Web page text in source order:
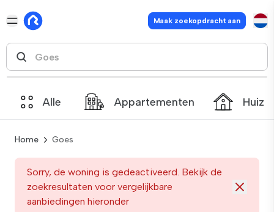
Maak zoekopdracht aan
Alle Appartementen
Home Goes
Sorry, de woning is gedeactiveerd. Bekijk de
zoekresultaten voor vergelijkbare
aanbiedingen hieronder